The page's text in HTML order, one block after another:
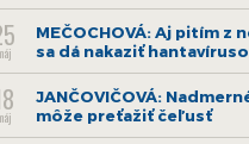
MEČOCHOVÁ: Aj pitím z
sa dá nakaziť
JANČOVIČOVÁ:
môže preťažiť čeľusť